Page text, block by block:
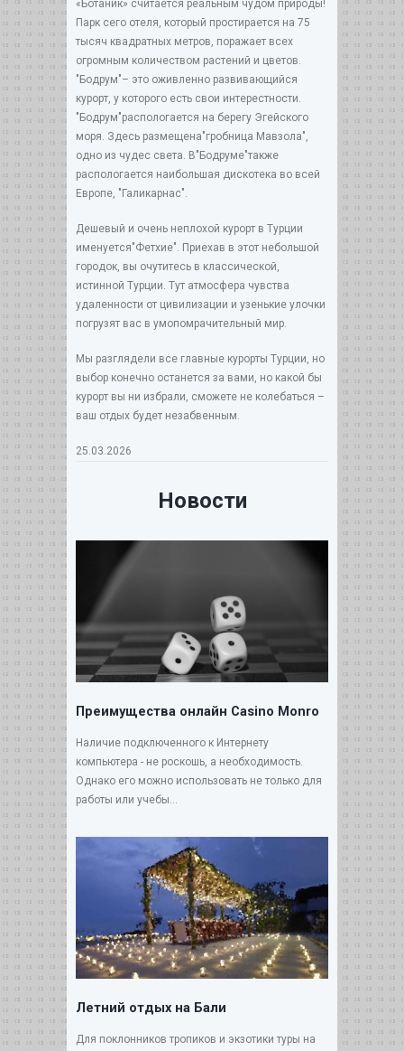
«Ботаник» считается реальным чудом природы!
Парк сего отеля, который простирается на 75
тысяч квадратных метров, поражает всех
огромным количеством растений и цветов.
"Бодрум"– это оживленно развивающийся
курорт, у которого есть свои интерестности.
"Бодрум"распологается на берегу Эгейского
моря. Здесь размещена"гробница Мавзола",
одно из чудес света. В"Бодруме"также
распологается наибольшая дискотека во всей
Европе, "Галикарнас".
Дешевый и очень неплохой курорт в Турции
именуется"Фетхие". Приехав в этот небольшой
городок, вы очутитесь в классической,
истинной Турции. Тут атмосфера чувства
удаленности от цивилизации и узенькие улочки
погрузят вас в умопомрачительный мир.
Мы разглядели все главные курорты Турции, но
выбор конечно останется за вами, но какой бы
курорт вы ни избрали, сможете не колебаться –
ваш отдых будет незабвенным.
25.03.2026
Новости
Преимущества онлайн Casino Monro
Наличие подключенного к Интернету
компьютера - не роскошь, а необходимость.
Однако его можно использовать не только для
работы или учебы...
Летний отдых на Бали
Для поклонников тропиков и экзотики туры на